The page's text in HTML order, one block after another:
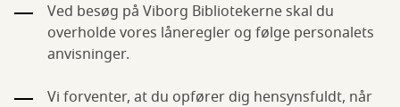
Ved besøg på Viborg Bibliotekerne skal du
overholde vores låneregler og følge personalets
anvisninger.
Vi forventer, at du opfører dig hensynsfuldt, når